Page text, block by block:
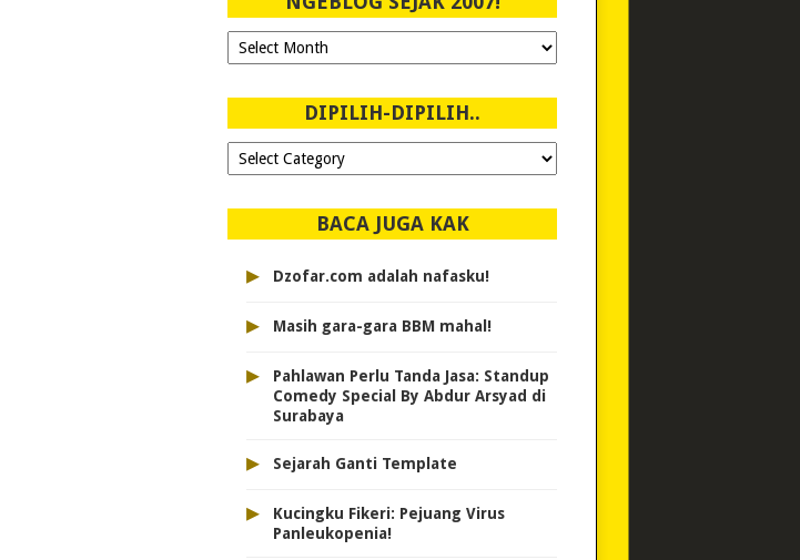
Ngeblog
Sejak
DIPILIH-DIPILIH..
Dipilih-
dipilih..
BACA JUGA KAK
▸ Dzofar.com adalah nafasku!
▸ Masih gara-gara BBM mahal!
▸
Pahlawan Perlu Tanda Jasa: Standup
Comedy Special By Abdur Arsyad di
Surabaya
▸ Sejarah Ganti Template
▸
Kucingku Fikeri: Pejuang Virus
Panleukopenia!